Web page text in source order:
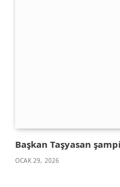
Başkan Taşyasan
OCAK 29, 2026